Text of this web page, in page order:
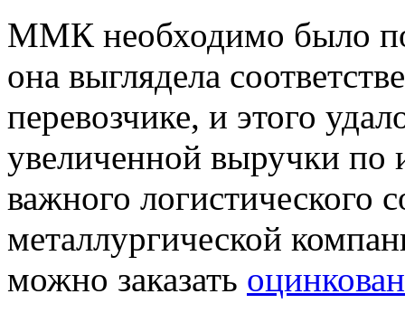
ММК необходимо было
она выглядела
перевозчике, и этого
увеличенной выручки по
важного логистического
металлургической
можно заказать